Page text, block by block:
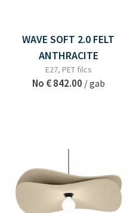
WAVE SOFT 2.0 FELT
ANTHRACITE
E27, PET filcs
No € 842.00 / gab